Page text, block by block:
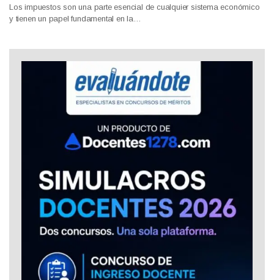
Los impuestos son una parte esencial de cualquier sistema económico
y tienen un papel fundamental en la…